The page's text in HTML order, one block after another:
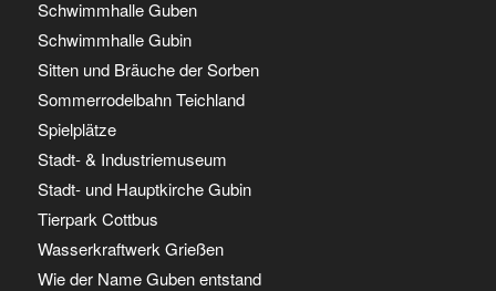
Schwimmhalle Guben
Schwimmhalle Gubin
Sitten und Bräuche der Sorben
Sommerrodelbahn Teichland
Spielplätze
Stadt- & Industriemuseum
Stadt- und Hauptkirche Gubin
Tierpark Cottbus
Wasserkraftwerk Grießen
Wie der Name Guben entstand